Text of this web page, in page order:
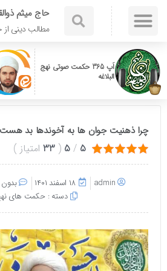
حاج میثم ذوالقدر
مطالب دینی از
اَپ 365 حکمت صوتی نهج
البلاغه
چرا ذهنیت جوان ها به آخوندها بد هست ؟؟
5
/
5
(
33 امتیاز)
admin ۱۸ اسفند ۱۴۰۱ بدون
دسته :حکمت های